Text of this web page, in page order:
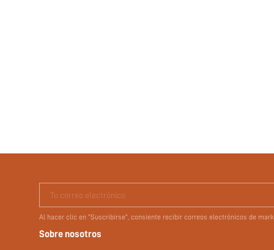
Tu correo electrónico
Al hacer clic en "Suscribirse", consiente recibir correos electrónicos de
Sobre nosotros